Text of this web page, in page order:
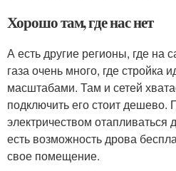
Хорошо там, где нас нет
А есть другие регионы, где на
газа очень много, где стройка
масштабами. Там и сетей
подключить его стоит дешево.
электричеством
есть возможность дрова
свое помещение.